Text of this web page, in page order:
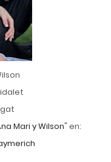
Mari y Wilson" en: